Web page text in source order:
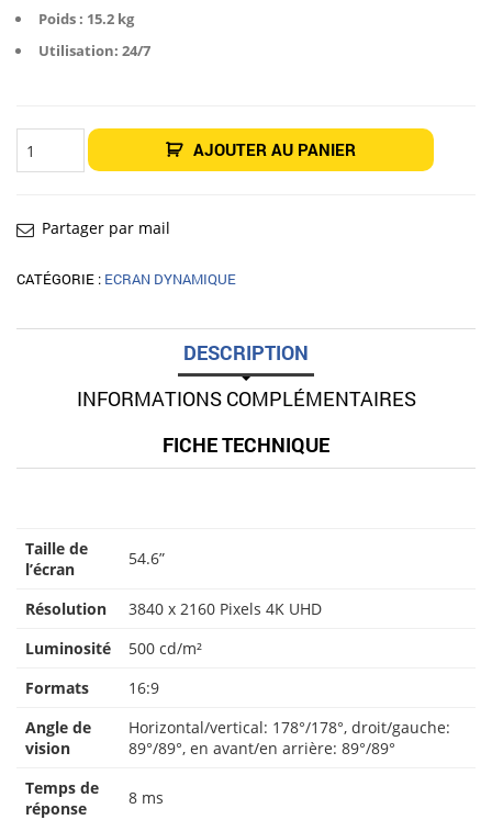
Poids : 15.2 kg
Utilisation: 24/7
quantité
de
B2AG
55"
AJOUTER AU PANIER
Partager par mail
CATÉGORIE : ECRAN DYNAMIQUE
DESCRIPTION
INFORMATIONS COMPLÉMENTAIRES
FICHE TECHNIQUE
Taille de
l’écran
54.6”
Résolution
3840 x 2160 Pixels 4K UHD
Luminosité
500 cd/m²
Formats
16:9
Angle de
vision
Horizontal/vertical: 178°/178°, droit/gauche:
89°/89°, en avant/en arrière: 89°/89°
Temps de
réponse
8 ms